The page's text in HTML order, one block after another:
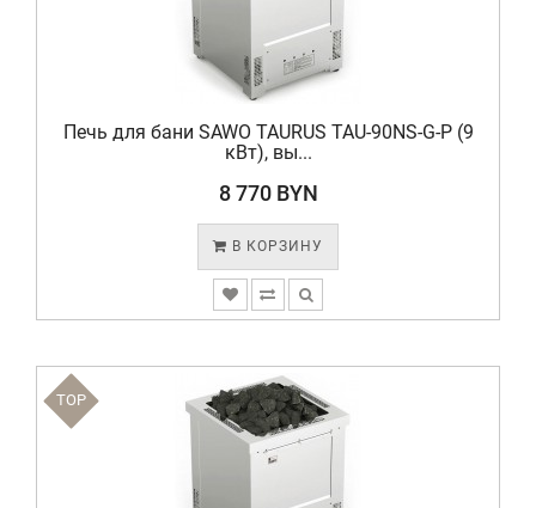
Печь для бани SAWO TAURUS TAU-90NS-G-P (9
кВт), вы...
8 770 BYN
В КОРЗИНУ
TOP